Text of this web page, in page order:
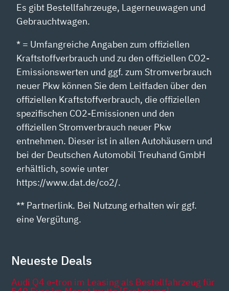
Es gibt Bestellfahrzeuge, Lagerneuwagen und
Gebrauchtwagen.
* = Umfangreiche Angaben zum offiziellen
Kraftstoffverbrauch und zu den offiziellen CO2-
Emissionswerten und ggf. zum Stromverbrauch
neuer Pkw können Sie dem Leitfaden über den
offiziellen Kraftstoffverbrauch, die offiziellen
spezifischen CO2-Emissionen und den
offiziellen Stromverbrauch neuer Pkw
entnehmen. Dieser ist in allen Autohäusern und
bei der Deutschen Automobil Treuhand GmbH
erhältlich, sowie unter
https://www.dat.de/co2/.
** Partnerlink. Bei Nutzung erhalten wir ggf.
eine Vergütung.
Neueste Deals
Audi Q4 e-tron im Leasing als Bestellfahrzeug für